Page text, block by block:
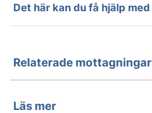
Det här kan du få hjälp med
Relaterade mottagningar
Läs mer